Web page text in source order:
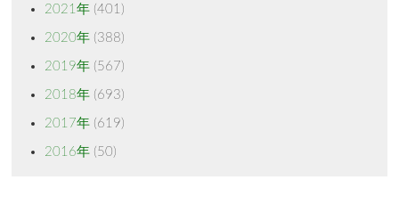
2021年(401)
2020年(388)
2019年(567)
2018年(693)
2017年(619)
2016年(50)